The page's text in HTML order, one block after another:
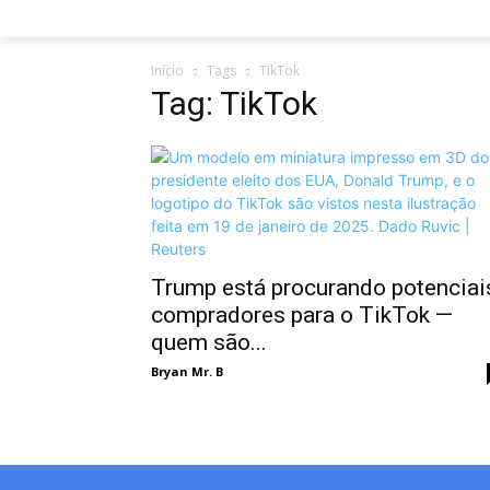
Início Tags TikTok
Tag: TikTok
Trump está procurando
compradores para o TikTok —
quem são...
Bryan Mr. B